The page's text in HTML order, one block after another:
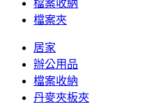
檔案收納
檔案夾
居家
辦公用品
檔案收納
丹麥夾板夾